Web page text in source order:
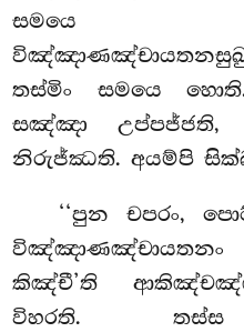
තස්මිං සමයෙ
සඤ්ඤා උප්පජ්ජති,
නිරුජ්ඣති. අයම්පි
‘‘පුන චපරං,
කිඤ්චී’ති
විහරති.